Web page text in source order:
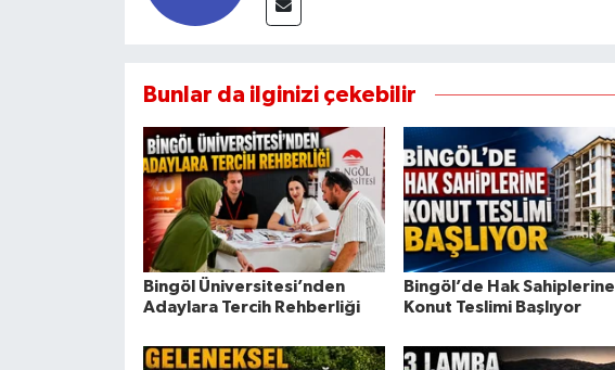
Bunlar da ilginizi çekebilir
Bingöl Üniversitesi’nden
Adaylara Tercih Rehberliği
Bingöl’de Hak Sahiplerine
Konut Teslimi Başlıyor